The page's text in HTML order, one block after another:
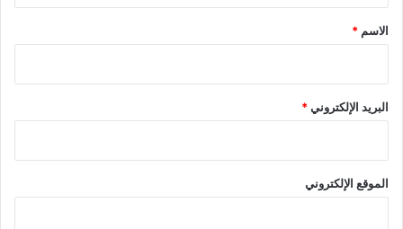
*
الاسم *
البريد الإلكتروني*
الموقع الإلكتروني